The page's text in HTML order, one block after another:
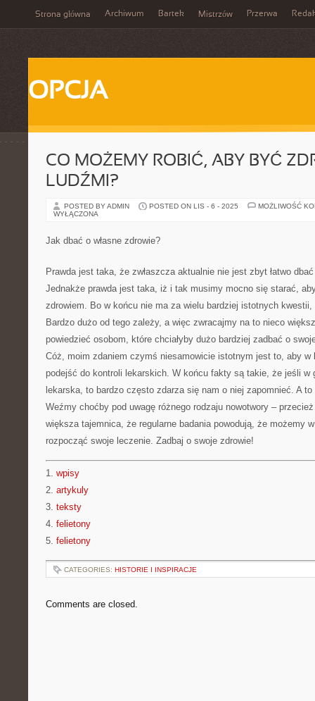
Strona główna Archiwum Bartek Mistrzów Przerwa
OPCJA
CO MOŻEMY ROBIĆ, ABY BYĆ
LUDŹMI?
POSTED BY ADMIN POSTED ON LIS - 6 - 2025
MOŻLIWOŚĆ
WYŁĄCZONA
Jak dbać o własne zdrowie?
Prawda jest taka, że zwłaszcza aktualnie nie jest zbyt łatwo
Jednakże prawda jest taka, iż i tak musimy mocno się starać,
zdrowiem. Bo w końcu nie ma za wielu bardziej istotnych
Bardzo dużo od tego zależy, a więc zwracajmy na to nieco
powiedzieć osobom, które chciałyby dużo bardziej zadbać o
Cóż, moim zdaniem czymś niesamowicie istotnym jest to, aby w
podejść do kontroli lekarskich. W końcu fakty są takie, że jeśli w
lekarska, to bardzo często zdarza się nam o niej zapomnieć. A
Weźmy choćby pod uwagę różnego rodzaju nowotwory –
większa tajemnica, że regularne badania powodują, że możemy
rozpocząć swoje leczenie. Zadbaj o swoje zdrowie!
1. wpisy
2. artykuly
3. teksty
4. felietony
5. felietony
CATEGORIES: HISTORIE I INSPIRACJE
Comments are closed.